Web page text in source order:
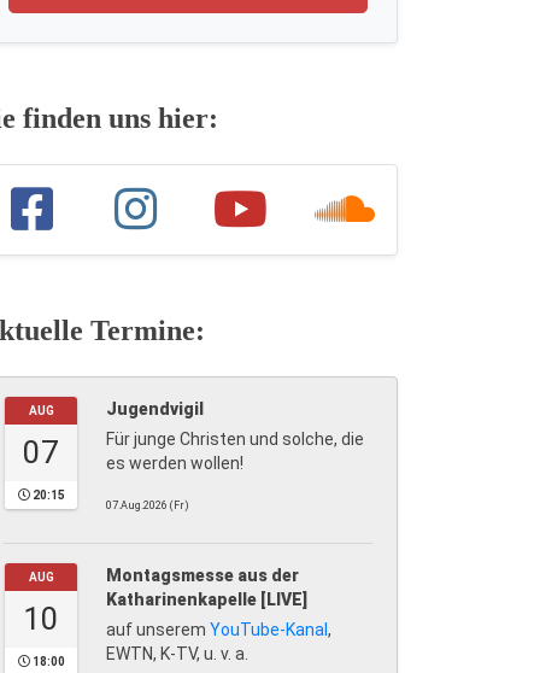
finden uns hier:
Termine:
AUG
07
20:15
Jugendvigil
Für junge Christen und solche, die
es werden wollen!
07.Aug.2026 (Fr)
AUG
10
18:00
Montagsmesse aus der
Katharinenkapelle [LIVE]
auf unserem YouTube-Kanal ,
EWTN, K-TV, u. v. a.